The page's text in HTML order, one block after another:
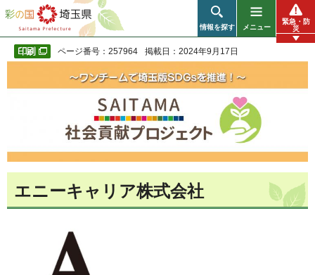
彩の国 埼玉県
情報を探す メニュー
緊急・防
災
ページ番号：257964 掲載日：2024年9月17日
エニーキャリア株式会社